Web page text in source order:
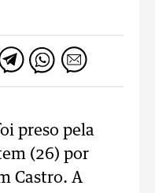
preso pela
(26) por
Castro. A